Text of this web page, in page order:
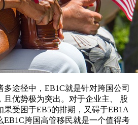
途径中，EB1C就是针对跨国公司
且优势极为突出。对于企业主、 股
果受困于EB5的排期，又碍于EB1A
EB1C跨国高管移民就是一个值得考